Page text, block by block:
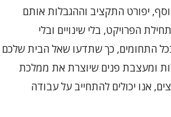
יפורט התקציב וההגבלות אותם
הפרויקט, בלי שינויים ובלי
התחומים, כך שתדעו שאל הבית שלכם
ומעצבת פנים שיוצרת את ממלכת
אנו יכולים להתחייב על עבודה